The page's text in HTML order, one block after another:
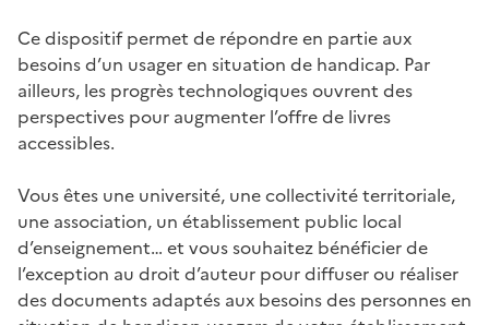
Ce dispositif permet de répondre en partie aux
besoins d’un usager en situation de handicap. Par
ailleurs, les progrès technologiques ouvrent des
perspectives pour augmenter l’offre de livres
accessibles.
Vous êtes une université, une collectivité territoriale,
une association, un établissement public local
d’enseignement… et vous souhaitez bénéficier de
l’exception au droit d’auteur pour diffuser ou réaliser
des documents adaptés aux besoins des personnes en